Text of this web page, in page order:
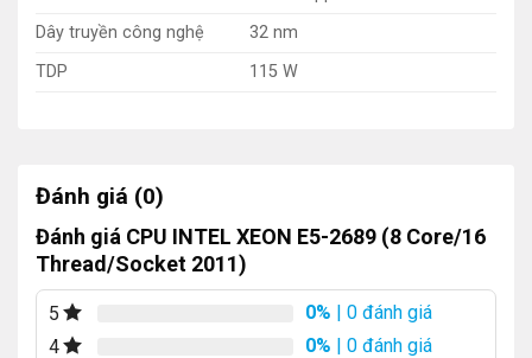
Dây truyền công nghệ
32 nm
TDP
115 W
Đánh giá (0)
Đánh giá CPU INTEL XEON E5-2689 (8 Core/16
Thread/Socket 2011)
5 0% | 0 đánh giá
4
0% | 0 đánh giá